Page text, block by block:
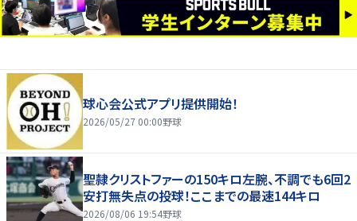
球心会公式アプリ提供開始！
2026/05/27 00:00野球
聖隷クリストファーの150キロ左腕、不調でも6回2
安打無失点の投球！ここまでの最速144キロ
2026/08/06 19:54野球